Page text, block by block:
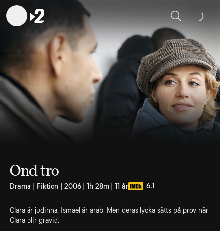
Sök
Ond tro
Drama | Fiktion | 2006 | 1h 28m | 11 år 6.1
Clara är judinna, Ismael är arab. Men deras lycka sätts på prov när
Clara blir gravid.